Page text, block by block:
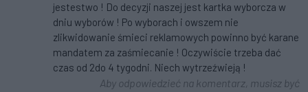
jestestwo ! Do decyzji naszej jest kartka wyborcza w
dniu wyborów ! Po wyborach i owszem nie
zlikwidowanie śmieci reklamowych powinno być karane
mandatem za zaśmiecanie ! Oczywiście trzeba dać
czas od 2do 4 tygodni. Niech wytrzeźwieją !
Aby odpowiedzieć na komentarz, musisz być